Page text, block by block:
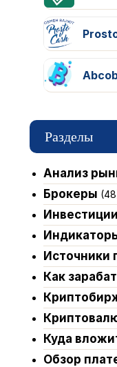
Разделы
Анализ
Брокеры
Источники
Как
Куда
Обзор